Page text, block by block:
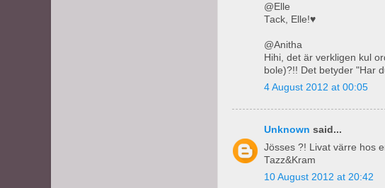
@Elle
Tack, Elle!♥
@Anitha
Hihi, det är verkligen kul
bole)?!! Det betyder "Har
4 August 2012 at 00:05
Unknown said...
Jösses ?! Livat värre hos
Tazz&Kram
10 August 2012 at 20:42